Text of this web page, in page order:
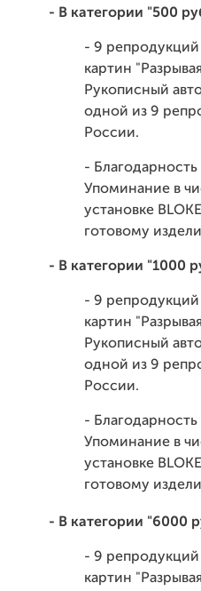
- В категории "500
- 9
картин
Рукописный
одной из 9
России.
- Благодарность
Упоминание в
установке
готовому
- В категории "1000
- 9
картин
Рукописный
одной из 9
России.
- Благодарность
Упоминание в
установке
готовому
- В категории "6000
- 9
картин